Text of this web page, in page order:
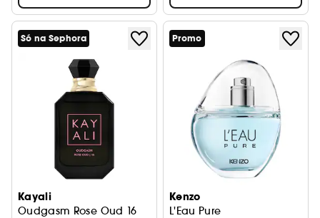
Só na Sephora
Kayali
Oudgasm Rose Oud 16
Promo
Kenzo
L'Eau Pure